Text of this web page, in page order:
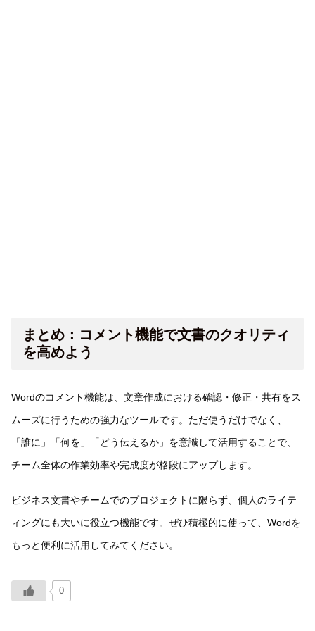
まとめ：コメント機能で文書のクオリティ
を高めよう
Wordのコメント機能は、文章作成における確認・修正・共有をス
ムーズに行うための強力なツールです。ただ使うだけでなく、
「誰に」「何を」「どう伝えるか」を意識して活用することで、
チーム全体の作業効率や完成度が格段にアップします。
ビジネス文書やチームでのプロジェクトに限らず、個人のライテ
ィングにも大いに役立つ機能です。ぜひ積極的に使って、Wordを
もっと便利に活用してみてください。
0